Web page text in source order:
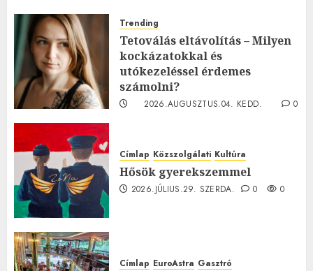
Trending
Tetoválás eltávolítás – Milyen
kockázatokkal és
utókezeléssel érdemes
számolni?
2026.AUGUSZTUS.04. KEDD.
0
Címlap Közszolgálati Kultúra
Hősök gyerekszemmel
2026.JÚLIUS.29. SZERDA. 0 0
Címlap EuroAstra Gasztró